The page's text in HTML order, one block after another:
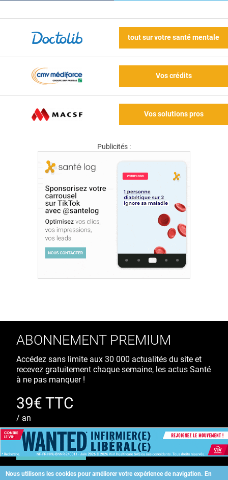
tout sur votre santé mentale
Vos crédits
Vos solutions pros
Publicités :
Nous utilisons les cookies pour améliorer votre expérience de navigation. En
ABONNEMENT PREMIUM
Accédez sans limite aux 30 000 actualités du site et
recevez gratuitement chaque semaine, les actus Santé
à ne pas manquer !
39€ TTC
/ an
S'ABONNER